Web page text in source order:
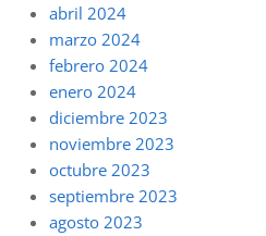
abril 2024
marzo 2024
febrero 2024
enero 2024
diciembre 2023
noviembre 2023
octubre 2023
septiembre 2023
agosto 2023